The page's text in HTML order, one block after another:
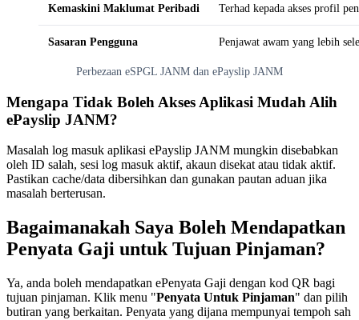
Kemaskini Maklumat Peribadi Terhad kepada akses profil
Sasaran Pengguna Penjawat awam yang lebih
Perbezaan eSPGL JANM dan ePayslip JANM
Mengapa Tidak Boleh Akses Aplikasi Mudah Alih
ePayslip JANM?
Masalah log masuk aplikasi ePayslip JANM mungkin disebabkan
oleh ID salah, sesi log masuk aktif, akaun disekat atau tidak aktif.
Pastikan cache/data dibersihkan dan gunakan pautan aduan jika
masalah berterusan.
Bagaimanakah Saya Boleh Mendapatkan
Penyata Gaji untuk Tujuan Pinjaman?
Ya, anda boleh mendapatkan ePenyata Gaji dengan kod QR bagi
tujuan pinjaman. Klik menu "Penyata Untuk Pinjaman" dan pilih
butiran yang berkaitan. Penyata yang dijana mempunyai tempoh sah